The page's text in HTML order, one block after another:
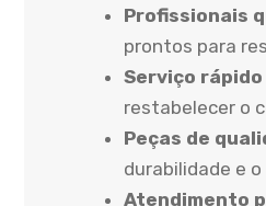
Profissionais
prontos para
Serviço
restabelecer o
Peças de
durabilidade e
Atendimento